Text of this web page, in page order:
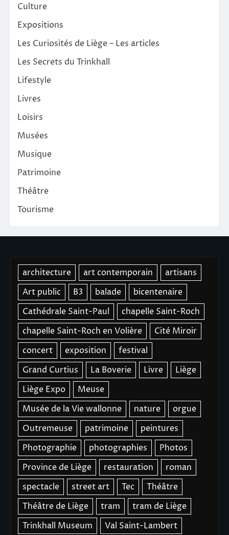
Culture
Expositions
Les Curiosités de Liège – Les articles
Les Secrets du Trinkhall
Lifestyle
Livres
Loisirs
Musées
Musique
Patrimoine
Théâtre
Tourisme